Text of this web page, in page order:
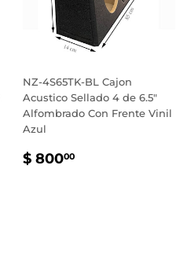
NZ-4S65TK-BL Cajon
Acustico Sellado 4 de 6.5"
Alfombrado Con Frente Vinil
Azul
PRECIO
$ 80000